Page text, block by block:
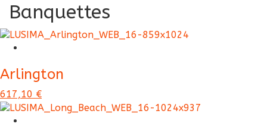
Banquettes
Arlington
617,10 €